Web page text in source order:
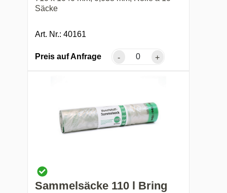
Säcke
Art. Nr.: 40161
Preis auf Anfrage - +
Sammelsäcke 110 l Bring